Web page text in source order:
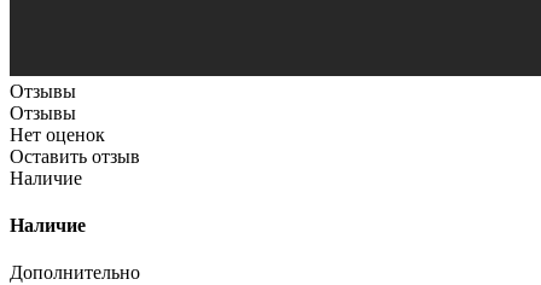
Отзывы
Отзывы
Нет оценок
Оставить отзыв
Наличие
Наличие
Дополнительно